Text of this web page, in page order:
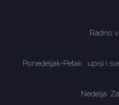
Radno
Ponedeljak-Petak: upisi i
Nedelja: